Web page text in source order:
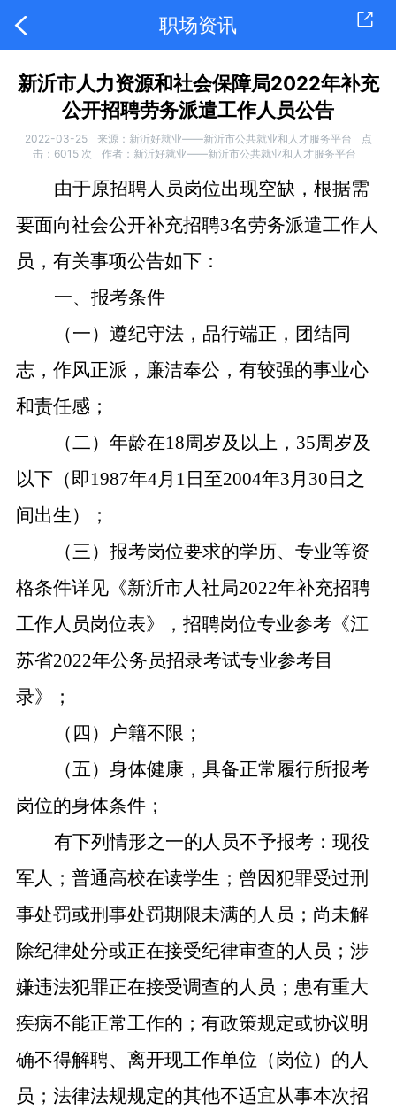
职场资讯
新沂市人力资源和社会保障局2022年补充
公开招聘劳务派遣工作人员公告
2022-03-25 来源：新沂好就业——新沂市公共就业和人才服务平台
点
击： 6015 次 作者：新沂好就业——新沂市公共就业和人才服务平台
由于原招聘人员岗位出现空缺，根据需
要面向社会公开补充招聘3名劳务派遣工作人
员，有关事项公告如下：
一、报考条件
（一）遵纪守法，品行端正，团结同
志，作风正派，廉洁奉公，有较强的事业心
和责任感；
（二）年龄在18周岁及以上，35周岁及
以下（即1987年4月1日至2004年3月30日之
间出生）；
（三）报考岗位要求的学历、专业等资
格条件详见《新沂市人社局2022年补充招聘
工作人员岗位表》，招聘岗位专业参考《江
苏省2022年公务员招录考试专业参考目
录》；
（四）户籍不限；
（五）身体健康，具备正常履行所报考
岗位的身体条件；
有下列情形之一的人员不予报考：现役
军人；普通高校在读学生；曾因犯罪受过刑
事处罚或刑事处罚期限未满的人员；尚未解
除纪律处分或正在接受纪律审查的人员；涉
嫌违法犯罪正在接受调查的人员；患有重大
疾病不能正常工作的；有政策规定或协议明
确不得解聘、离开现工作单位（岗位）的人
员；法律法规规定的其他不适宜从事本次招